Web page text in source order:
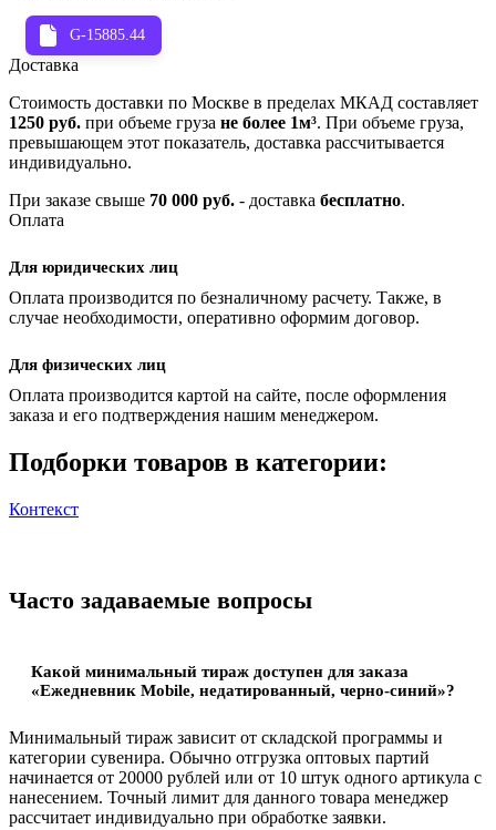
G-15885.44
Доставка
Стоимость доставки по Москве в пределах МКАД составляет
1250 руб. при объеме груза не более 1м³. При объеме груза,
превышающем этот показатель, доставка рассчитывается
индивидуально.
При заказе свыше 70 000 руб. - доставка бесплатно.
Оплата
Для юридических лиц
Оплата производится по безналичному расчету. Также, в
случае необходимости, оперативно оформим договор.
Для физических лиц
Оплата производится картой на сайте, после оформления
заказа и его подтверждения нашим менеджером.
Подборки товаров в категории:
Контекст
Часто задаваемые вопросы
Какой минимальный тираж доступен для заказа
«Ежедневник Mobile, недатированный, черно-синий»?
Минимальный тираж зависит от складской программы и
категории сувенира. Обычно отгрузка оптовых партий
начинается от 20000 рублей или от 10 штук одного артикула с
нанесением. Точный лимит для данного товара менеджер
рассчитает индивидуально при обработке заявки.